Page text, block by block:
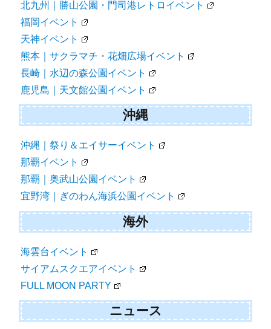
北九州｜勝山公園・門司港レトロイベント
福岡イベント
天神イベント
熊本｜サクラマチ・花畑広場イベント
長崎｜水辺の森公園イベント
鹿児島｜天文館公園イベント
沖縄
沖縄｜祭り＆エイサーイベント
那覇イベント
那覇｜奥武山公園イベント
宜野湾｜ぎのわん海浜公園イベント
海外
海雲台イベント
サイアムスクエアイベント
FULL MOON PARTY
ニュース